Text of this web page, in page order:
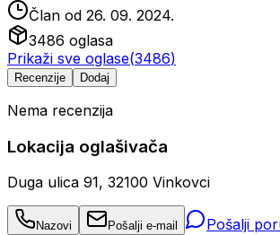
Član od 26. 09. 2024.
3486 oglasa
Prikaži sve oglase(3486)
Recenzije Dodaj
Nema recenzija
Lokacija oglašivača
Duga ulica 91, 32100 Vinkovci
Nazovi Pošalji e-mail Pošalji